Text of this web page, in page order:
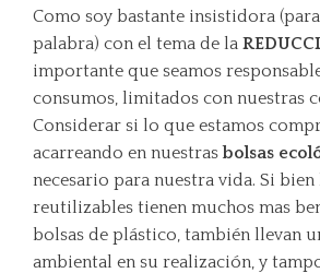
Como soy bastante insistidora
palabra) con el tema de la
importante que seamos
consumos, limitados con nuestras
Considerar si lo que estamos
acarreando en nuestrasbolsas
necesario para nuestra vida. Si bien
reutilizables tienen muchos mas
bolsas de plástico, también llevan
ambiental en su realización, y